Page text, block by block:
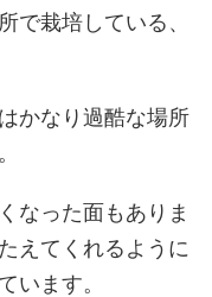
で栽培している、
かなり過酷な場所
なった面もありま
えてくれるように
います。